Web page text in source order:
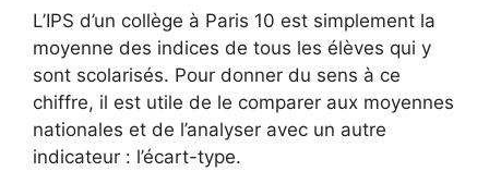
L’IPS d’un collège à Paris 10 est simplement la
moyenne des indices de tous les élèves qui y
sont scolarisés. Pour donner du sens à ce
chiffre, il est utile de le comparer aux moyennes
nationales et de l’analyser avec un autre
indicateur : l’écart-type.